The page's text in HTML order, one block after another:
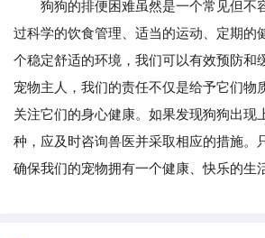
狗狗的排便困难虽然是一个常见但不
过科学的饮食管理、适当的运动、定期的
个稳定舒适的环境，我们可以有效预防和
宠物主人，我们的责任不仅是给予它们物
关注它们的身心健康。如果发现狗狗出现
种，应及时咨询兽医并采取相应的措施。
确保我们的宠物拥有一个健康、快乐的生